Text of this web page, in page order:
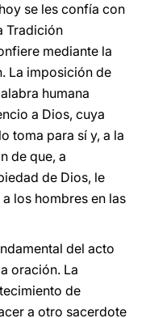
se les confía con
Tradición
mediante la
La imposición de
humana
a Dios, cuya
toma para sí y, a la
de que, a
de Dios, le
los hombres en las
del acto
oración. La
de
a otro sacerdote